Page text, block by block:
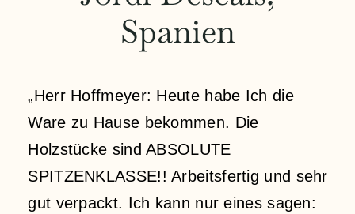
Einkaufswagen
Spanien
„Herr Hoffmeyer: Heute habe Ich die
Ware zu Hause bekommen. Die
Holzstücke sind ABSOLUTE
SPITZENKLASSE!! Arbeitsfertig und sehr
gut verpackt. Ich kann nur eines sagen: